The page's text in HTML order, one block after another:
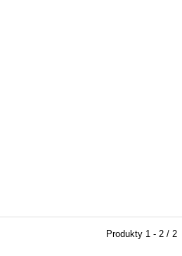
Produkty 1 - 2 / 2